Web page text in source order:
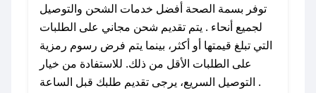
الكوبون، تواصل معنا عبر تويتر أو البريد الإلكتروني
لإضافته بسرعة.
### كيفية استخدام كود خصم بسمة الصحة؟
1. انسخ كود الخصم من تطبيق صحصح.
توفر بسمة الصحة أفضل خدمات الشحن والتوصيل
لجميع أنحاء . يتم تقديم شحن مجاني على الطلبات
التي تبلغ قيمتها أو أكثر، بينما يتم فرض رسوم رمزية
على الطلبات الأقل من ذلك. للاستفادة من خيار
التوصيل السريع، يرجى تقديم طلبك قبل الساعة .